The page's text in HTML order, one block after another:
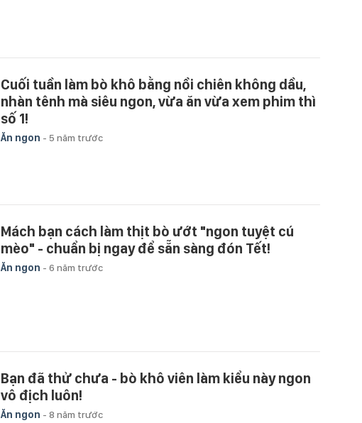
Cuối tuần làm bò khô bằng nồi chiên không dầu,
nhàn tênh mà siêu ngon, vừa ăn vừa xem phim thì
số 1!
Ăn ngon - 5 năm trước
Mách bạn cách làm thịt bò ướt "ngon tuyệt cú
mèo" - chuẩn bị ngay để sẵn sàng đón Tết!
Ăn ngon - 6 năm trước
Bạn đã thử chưa - bò khô viên làm kiểu này ngon
vô địch luôn!
Ăn ngon - 8 năm trước